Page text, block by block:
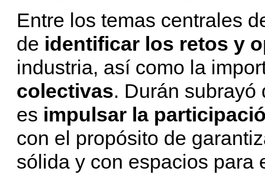
Entre los temas centrales
de identificar los retos y
industria, así como la
colectivas. Durán
es impulsar la
con el propósito de
sólida y con espacios para